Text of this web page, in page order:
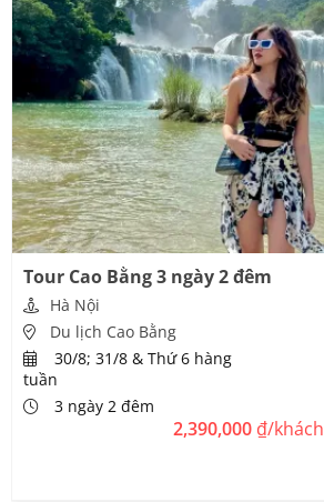
Tour Cao Bằng 3 ngày 2 đêm
Hà Nội
Du lịch Cao Bằng
30/8; 31/8 & Thứ 6 hàng
tuần
3 ngày 2 đêm
2,390,000 ₫/khách